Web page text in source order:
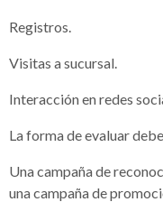
Registros.
Visitas a sucursal.
Interacción en redes
La forma de evaluar
Una campaña de
una campaña de